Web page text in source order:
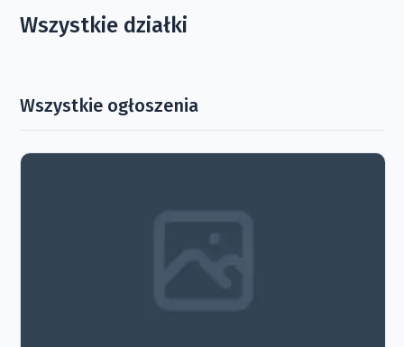
Wszystkie działki
Wszystkie ogłoszenia